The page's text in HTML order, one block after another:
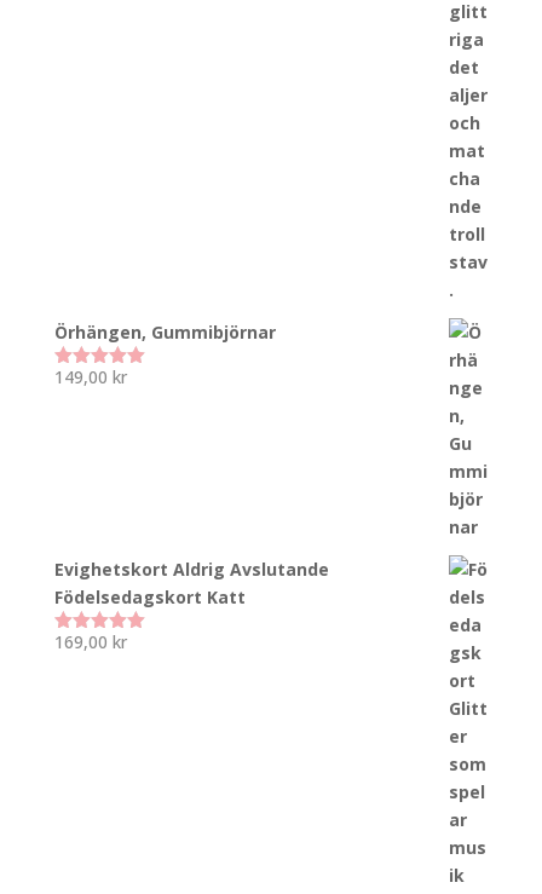
Örhängen, Gummibjörnar
Betygsatt
149,00 kr
Evighetskort Aldrig Avslutande
Födelsedagskort Katt
Betygsatt
169,00 kr